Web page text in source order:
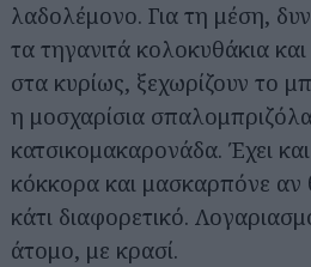
λαδολέμονο. Για τη μέση,
τα τηγανιτά κολοκυθάκια
στα κυρίως, ξεχωρίζουν το
η μοσχαρίσια
κατσικομακαρονάδα. Έχει
κόκκορα και μασκαρπόνε αν
κάτι διαφορετικό.
άτομο, με κρασί.